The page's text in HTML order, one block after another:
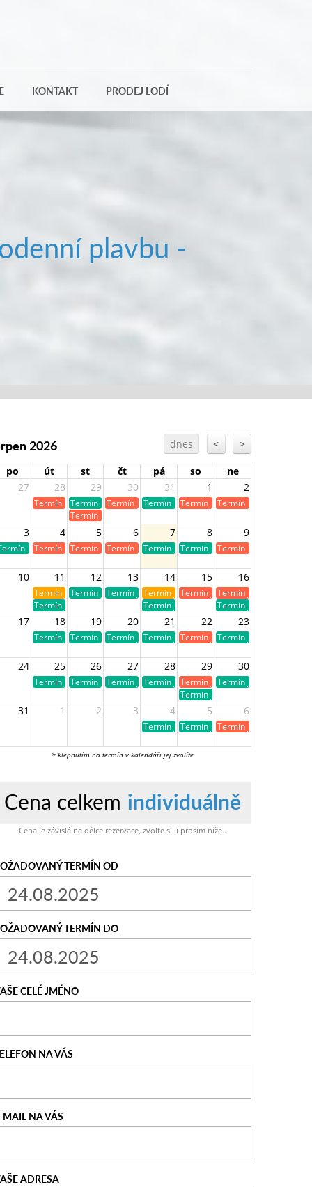
KONTAKT PRODEJ LODÍ
plavbu -
2026 dnes < >
po út st čt pá so
ne
27
28 29 30 31 1 2
Termín je již obsazen
Termín je volnýTermín je již obsazen
Termín je volnýTermín je již obsazenTermín je již obsazen
Termín je již obsazen
3 4 5 6 7 8 9
je volný
Termín je již obsazen
Termín je již obsazen
Termín je již obsazen
Termín je volnýTermín je volnýTermín je již obsazen
10 11 12 13 14 15 16
Termín je již rezervován
Termín je volnýTermín je volnýTermín je již rezervován
Termín je již obsazenTermín je již obsazen
Termín je volný
Termín je volný Termín je volný
17 18 19 20 21 22 23
Termín je volnýTermín je volnýTermín je volnýTermín je volnýTermín je již obsazen
Termín je volný
24 25 26 27 28 29 30
Termín je volnýTermín je volnýTermín je volnýTermín je volnýTermín je již obsazen
Termín je volný
Termín je volný
31 1 2 3 4 5 6
Termín je volnýTermín je volnýTermín je již obsazen
* klepnutím na termín v kalendáři jej zvolíte
Cena celkem individuálně
Cena je závislá na délce rezervace, zvolte si ji prosím níže..
TERMÍN OD
TERMÍN DO
CELÉ JMÉNO
NA VÁS
MAIL NA VÁS
ADRESA